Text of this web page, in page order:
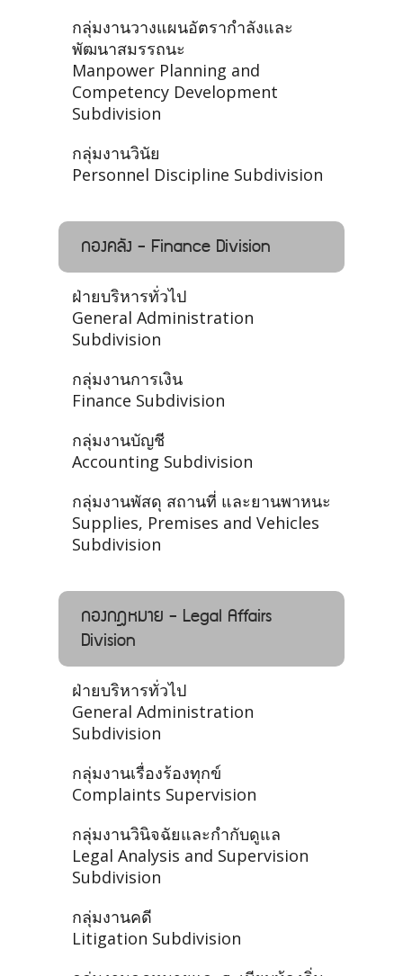
กลุ่มงานวางแผนอัตรากำลังและ
พัฒนาสมรรถนะ
Manpower Planning and
Competency Development
Subdivision
กลุ่มงานวินัย
Personnel Discipline Subdivision
กองคลัง - Finance Division
ฝ่ายบริหารทั่วไป
General Administration
Subdivision
กลุ่มงานการเงิน
Finance Subdivision
กลุ่มงานบัญชี
Accounting Subdivision
กลุ่มงานพัสดุ สถานที่ และยานพาหนะ
Supplies, Premises and Vehicles
Subdivision
กองกฎหมาย - Legal Affairs
Division
ฝ่ายบริหารทั่วไป
General Administration
Subdivision
กลุ่มงานเรื่องร้องทุกข์
Complaints Supervision
กลุ่มงานวินิจฉัยและกำกับดูแล
Legal Analysis and Supervision
Subdivision
กลุ่มงานคดี
Litigation Subdivision